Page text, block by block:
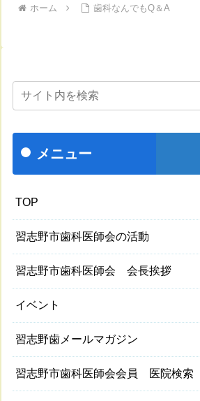
ホーム 歯科なんでもQ＆A
メニュー
TOP
習志野市歯科医師会の活動
習志野市歯科医師会 会長挨拶
イベント
習志野歯メールマガジン
習志野市歯科医師会会員 医院検索